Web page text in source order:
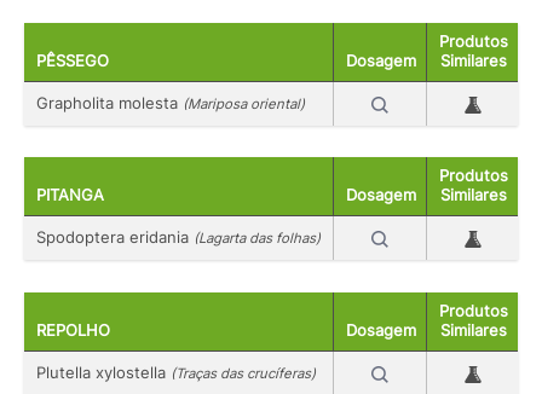
PÊSSEGO Dosagem
Produtos
Similares
Grapholita molesta (Mariposa oriental)
PITANGA Dosagem
Produtos
Similares
Spodoptera eridania (Lagarta das folhas)
REPOLHO Dosagem
Produtos
Similares
Plutella xylostella (Traças das crucíferas)